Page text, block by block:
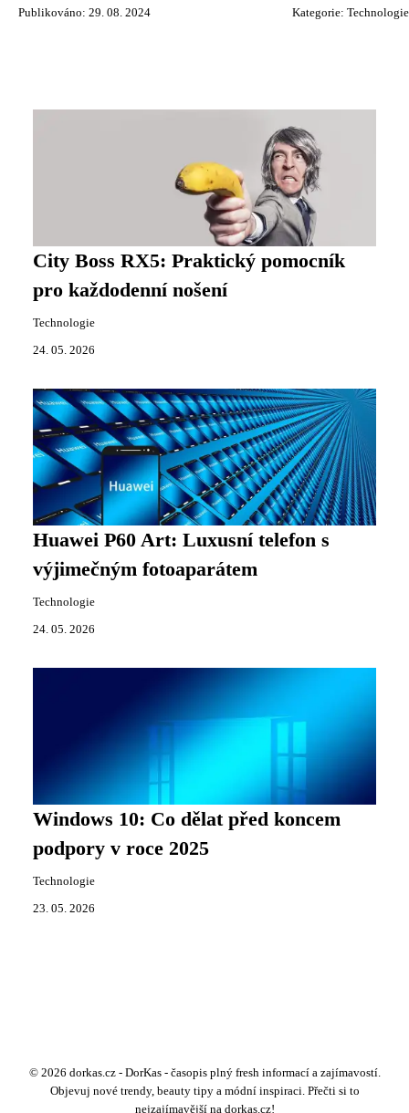
Publikováno: 29. 08. 2024 Kategorie: Technologie
City Boss RX5: Praktický pomocník
pro každodenní nošení
Technologie
24. 05. 2026
Huawei P60 Art: Luxusní telefon s
výjimečným fotoaparátem
Technologie
24. 05. 2026
Windows 10: Co dělat před koncem
podpory v roce 2025
Technologie
23. 05. 2026
© 2026 dorkas.cz - DorKas - časopis plný fresh informací a zajímavostí.
Objevuj nové trendy, beauty tipy a módní inspiraci. Přečti si to
nejzajímavější na dorkas.cz!